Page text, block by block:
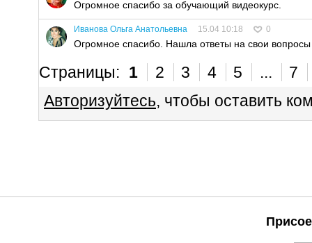
Огромное спасибо за обучающий видеокурс.
Иванова Ольга Анатольевна 15.04 10:18 0
Огромное спасибо. Нашла ответы на свои
Страницы: 1 2 3 4 5 ...
7
Авторизуйтесь, чтобы оставить